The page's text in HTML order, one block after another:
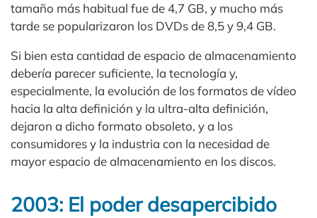
tamaño más habitual fue de 4,7 GB, y mucho más
tarde se popularizaron los DVDs de 8,5 y 9,4 GB.
Si bien esta cantidad de espacio de almacenamiento
debería parecer suficiente, la tecnología y,
especialmente, la evolución de los formatos de vídeo
hacia la alta definición y la ultra-alta definición,
dejaron a dicho formato obsoleto, y a los
consumidores y la industria con la necesidad de
mayor espacio de almacenamiento en los discos.
2003: El poder desapercibido